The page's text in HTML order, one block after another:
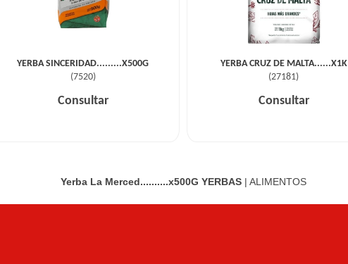
YERBA SINCERIDAD.........X500G
(7520)
Consultar
YERBA CRUZ DE MALTA......X1K
(27181)
Consultar
Yerba La Merced..........x500G YERBAS| ALIMENTOS